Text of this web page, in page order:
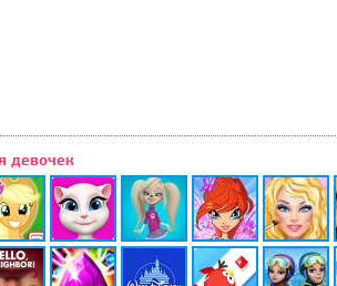
девочек